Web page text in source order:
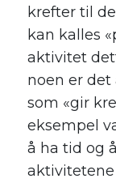
krefter til
kan kalles «
aktivitet
noen er
som «gir
eksempel
å ha tid og å